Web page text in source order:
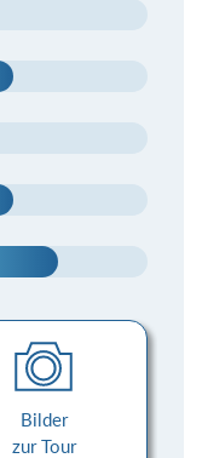
Bilder
zur Tour